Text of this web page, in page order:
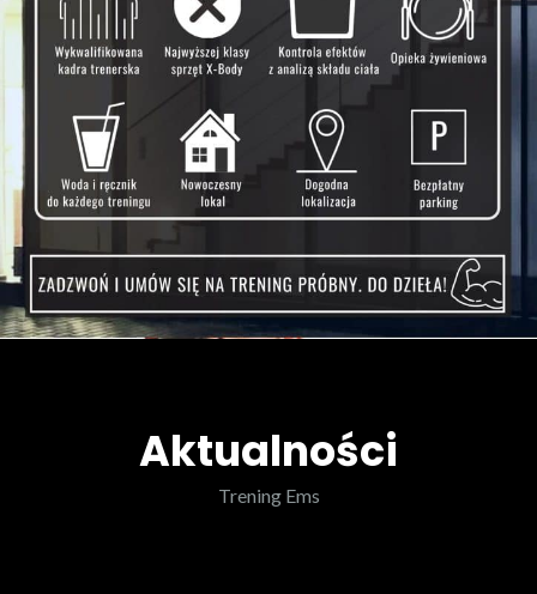
Aktualności
Trening Ems